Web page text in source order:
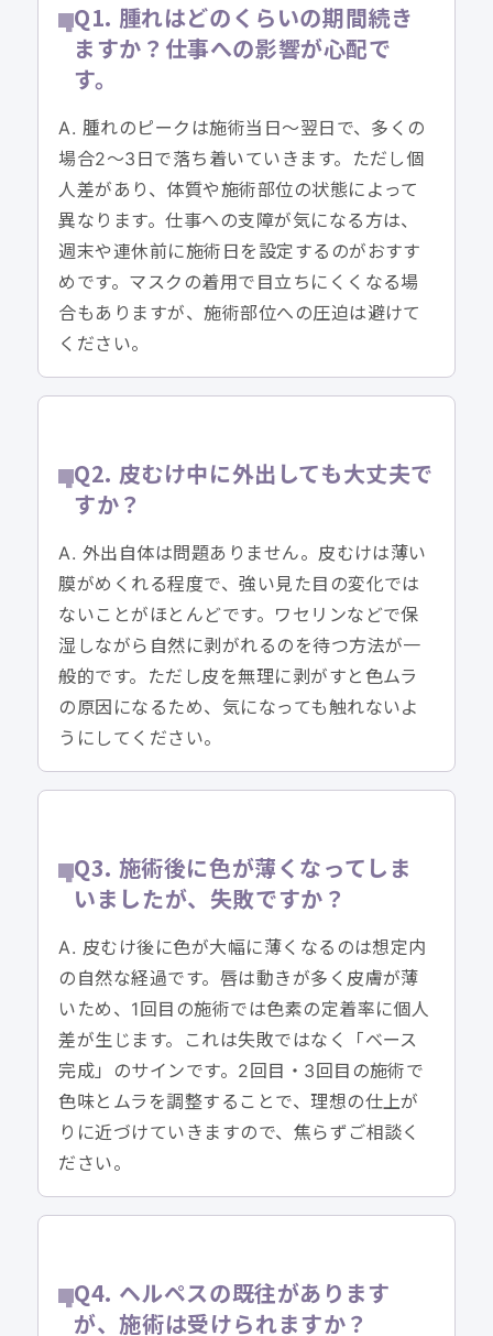
Q1. 腫れはどのくらいの期間続き
ますか？仕事への影響が心配で
す。
A. 腫れのピークは施術当日〜翌日で、多くの
場合2〜3日で落ち着いていきます。ただし個
人差があり、体質や施術部位の状態によって
異なります。仕事への支障が気になる方は、
週末や連休前に施術日を設定するのがおすす
めです。マスクの着用で目立ちにくくなる場
合もありますが、施術部位への圧迫は避けて
ください。
Q2. 皮むけ中に外出しても大丈夫で
すか？
A. 外出自体は問題ありません。皮むけは薄い
膜がめくれる程度で、強い見た目の変化では
ないことがほとんどです。ワセリンなどで保
湿しながら自然に剥がれるのを待つ方法が一
般的です。ただし皮を無理に剥がすと色ムラ
の原因になるため、気になっても触れないよ
うにしてください。
Q3. 施術後に色が薄くなってしま
いましたが、失敗ですか？
A. 皮むけ後に色が大幅に薄くなるのは想定内
の自然な経過です。唇は動きが多く皮膚が薄
いため、1回目の施術では色素の定着率に個人
差が生じます。これは失敗ではなく「ベース
完成」のサインです。2回目・3回目の施術で
色味とムラを調整することで、理想の仕上が
りに近づけていきますので、焦らずご相談く
ださい。
Q4. ヘルペスの既往があります
が、施術は受けられますか？